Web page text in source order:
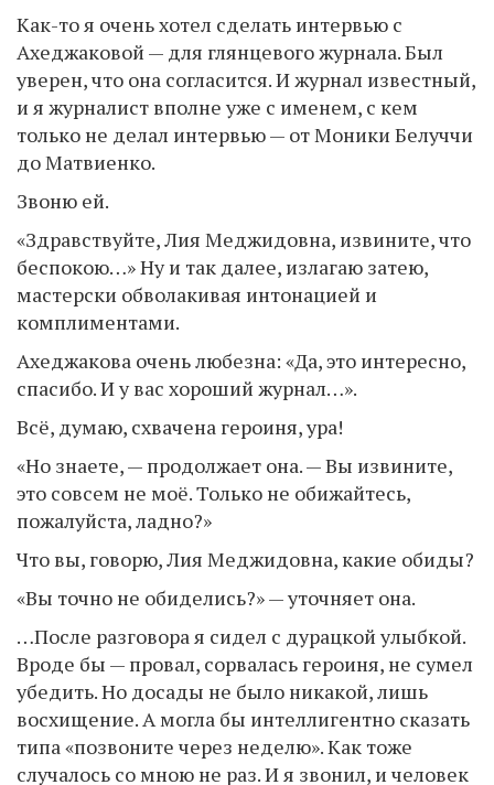
Как-то я очень хотел сделать интервью с
Ахеджаковой — для глянцевого журнала. Был
уверен, что она согласится. И журнал известный,
и я журналист вполне уже с именем, с кем
только не делал интервью — от Моники Белуччи
до Матвиенко.
Звоню ей.
«Здравствуйте, Лия Меджидовна, извините, что
беспокою…» Ну и так далее, излагаю затею,
мастерски обволакивая интонацией и
комплиментами.
Ахеджакова очень любезна: «Да, это интересно,
спасибо. И у вас хороший журнал…».
Всё, думаю, схвачена героиня, ура!
«Но знаете, — продолжает она. — Вы извините,
это совсем не моё. Только не обижайтесь,
пожалуйста, ладно?»
Что вы, говорю, Лия Меджидовна, какие обиды?
«Вы точно не обиделись?» — уточняет она.
…После разговора я сидел с дурацкой улыбкой.
Вроде бы — провал, сорвалась героиня, не сумел
убедить. Но досады не было никакой, лишь
восхищение. А могла бы интеллигентно сказать
типа «позвоните через неделю». Как тоже
случалось со мною не раз. И я звонил, и человек